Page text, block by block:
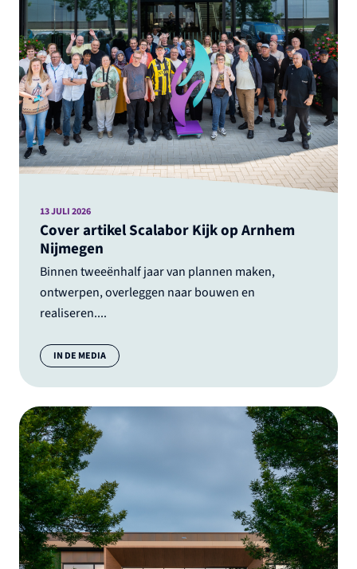
Cover artikel Scalabor Kijk op Arnhem
Nijmegen
Binnen tweeënhalf jaar van plannen maken,
ontwerpen, overleggen naar bouwen en
realiseren....
13 JULI 2026
Categorie:
IN DE MEDIA